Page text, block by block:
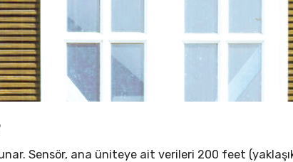
Sensör, ana üniteye ait verileri 200 feet